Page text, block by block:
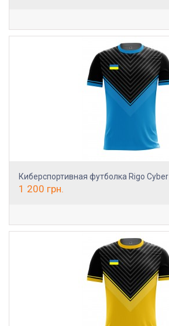
Киберспортивная футболка Rigo Cyber
1 200 грн.